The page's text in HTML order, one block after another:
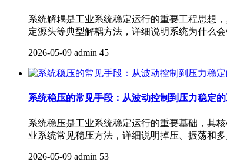
系统解耦是工业系统稳定运行的重要工程思想
定源头等典型解耦方法，详细说明系统为什么
2026-05-09 admin 45
系统稳压的常见手段：从波动控制到压力稳定
系统稳压是工业系统稳定运行的重要基础，其
业系统常见稳压方法，详细说明掉压、振荡和
2026-05-09 admin 53